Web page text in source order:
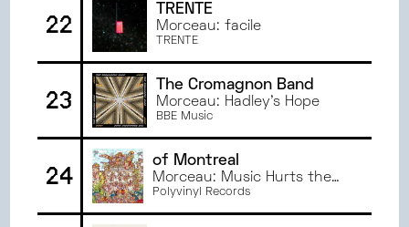
22
TRENTE
Morceau: facile
TRENTE
23
The Cromagnon Band
Morceau: Hadley's Hope
BBE Music
24
of Montreal
Morceau: Music Hurts the
Head
Polyvinyl Records